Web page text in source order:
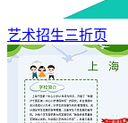
艺术招生三折页